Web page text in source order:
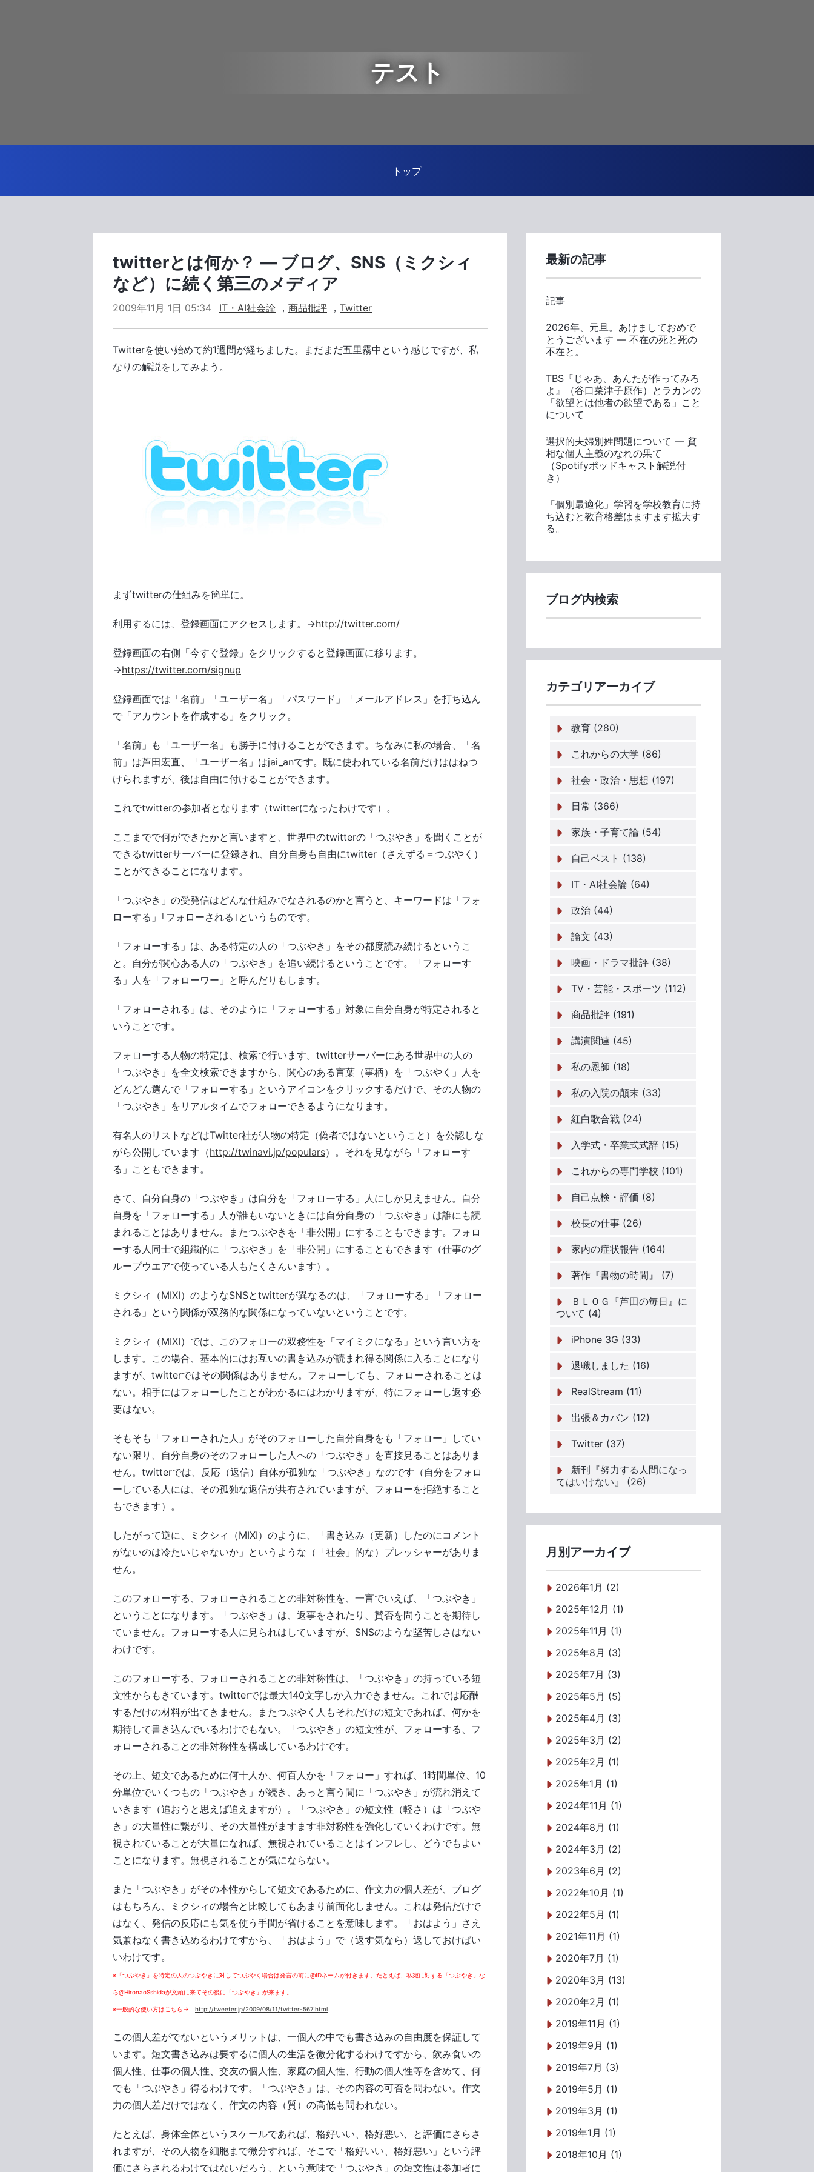
テスト
トップ
twitterとは何か？ ― ブログ、SNS（ミクシィ
など）に続く第三のメディア
2009年11月 1日 05:34 IT・AI社会論 ， 商品批評 ， Twitter
Twitterを使い始めて約1週間が経ちました。まだまだ五里霧中という感じですが、私
なりの解説をしてみよう。
まずtwitterの仕組みを簡単に。
利用するには、登録画面にアクセスします。→http://twitter.com/
登録画面の右側「今すぐ登録」をクリックすると登録画面に移ります。
→https://twitter.com/signup
登録画面では「名前」「ユーザー名」「パスワード」「メールアドレス」を打ち込ん
で「アカウントを作成する」をクリック。
「名前」も「ユーザー名」も勝手に付けることができます。ちなみに私の場合、「名
前」は芦田宏直、「ユーザー名」はjai_anです。既に使われている名前だけははねつ
けられますが、後は自由に付けることができます。
これでtwitterの参加者となります（twitterになったわけです）。
ここまでで何ができたかと言いますと、世界中のtwitterの「つぶやき」を聞くことが
できるtwitterサーバーに登録され、自分自身も自由にtwitter（さえずる＝つぶやく）
ことができることになります。
「つぶやき」の受発信はどんな仕組みでなされるのかと言うと、キーワードは「フォ
ローする」｢フォローされる｣というものです。
「フォローする」は、ある特定の人の「つぶやき」をその都度読み続けるというこ
と。自分が関心ある人の「つぶやき」を追い続けるということです。「フォローす
る」人を「フォローワー」と呼んだりもします。
「フォローされる」は、そのように「フォローする」対象に自分自身が特定されると
いうことです。
フォローする人物の特定は、検索で行います。twitterサーバーにある世界中の人の
「つぶやき」を全文検索できますから、関心のある言葉（事柄）を「つぶやく」人を
どんどん選んで「フォローする」というアイコンをクリックするだけで、その人物の
「つぶやき」をリアルタイムでフォローできるようになります。
有名人のリストなどはTwitter社が人物の特定（偽者ではないということ）を公認しな
がら公開しています（http://twinavi.jp/populars）。それを見ながら「フォローす
る」こともできます。
さて、自分自身の「つぶやき」は自分を「フォローする」人にしか見えません。自分
自身を「フォローする」人が誰もいないときには自分自身の「つぶやき」は誰にも読
まれることはありません。またつぶやきを「非公開」にすることもできます。フォロ
ーする人同士で組織的に「つぶやき」を「非公開」にすることもできます（仕事のグ
ループウエアで使っている人もたくさんいます）。
ミクシィ（MIXI）のようなSNSとtwitterが異なるのは、「フォローする」「フォロー
される」という関係が双務的な関係になっていないということです。
ミクシィ（MIXI）では、このフォローの双務性を「マイミクになる」という言い方を
します。この場合、基本的にはお互いの書き込みが読まれ得る関係に入ることになり
ますが、twitterではその関係はありません。フォローしても、フォローされることは
ない。相手にはフォローしたことがわかるにはわかりますが、特にフォローし返す必
要はない。
そもそも「フォローされた人」がそのフォローした自分自身をも「フォロー」してい
ない限り、自分自身のそのフォローした人への「つぶやき」を直接見ることはありま
せん。twitterでは、反応（返信）自体が孤独な「つぶやき」なのです（自分をフォロ
ーしている人には、その孤独な返信が共有されていますが、フォローを拒絶すること
もできます）。
したがって逆に、ミクシィ（MIXI）のように、「書き込み（更新）したのにコメント
がないのは冷たいじゃないか」というような（「社会」的な）プレッシャーがありま
せん。
このフォローする、フォローされることの非対称性を、一言でいえば、「つぶやき」
ということになります。「つぶやき」は、返事をされたり、賛否を問うことを期待し
ていません。フォローする人に見られはしていますが、SNSのような堅苦しさはない
わけです。
このフォローする、フォローされることの非対称性は、「つぶやき」の持っている短
文性からもきています。twitterでは最大140文字しか入力できません。これでは応酬
するだけの材料が出てきません。またつぶやく人もそれだけの短文であれば、何かを
期待して書き込んでいるわけでもない。「つぶやき」の短文性が、フォローする、フ
ォローされることの非対称性を構成しているわけです。
その上、短文であるために何十人か、何百人かを「フォロー」すれば、1時間単位、10
分単位でいくつもの「つぶやき」が続き、あっと言う間に「つぶやき」が流れ消えて
いきます（追おうと思えば追えますが）。「つぶやき」の短文性（軽さ）は「つぶや
き」の大量性に繋がり、その大量性がますます非対称性を強化していくわけです。無
視されていることが大量になれば、無視されていることはインフレし、どうでもよい
ことになります。無視されることが気にならない。
また「つぶやき」がその本性からして短文であるために、作文力の個人差が、ブログ
はもちろん、ミクシィの場合と比較してもあまり前面化しません。これは発信だけで
はなく、発信の反応にも気を使う手間が省けることを意味します。「おはよう」さえ
気兼ねなく書き込めるわけですから、「おはよう」で（返す気なら）返しておけばい
いわけです。
※「つぶやき」を特定の人のつぶやきに対してつぶやく場合は発言の前に@IDネームが付きます。たとえば、私宛に対する「つぶやき」な
ら@HironaoSshidaが文頭に来てその後に「つぶやき」が来ます。
※一般的な使い方はこちら→ http://tweeter.jp/2009/08/11/twitter-567.html
この個人差がでないというメリットは、一個人の中でも書き込みの自由度を保証して
います。短文書き込みは要するに個人の生活を微分化するわけですから、飲み食いの
個人性、仕事の個人性、交友の個人性、家庭の個人性、行動の個人性等を含めて、何
でも「つぶやき」得るわけです。「つぶやき」は、その内容の可否を問わない。作文
力の個人差だけではなく、作文の内容（質）の高低も問われない。
たとえば、身体全体というスケールであれば、格好いい、格好悪い、と評価にさらさ
れますが、その人物を細胞まで微分すれば、そこで「格好いい、格好悪い」という評
価にさらされるわけではないだろう、という意味で「つぶやき」の短文性は参加者に
最新の記事
記事
2026年、元旦。あけましておめで
とうございます ― 不在の死と死の
不在と。
TBS『じゃあ、あんたが作ってみろ
よ』（谷口菜津子原作）とラカンの
「欲望とは他者の欲望である」こと
について
選択的夫婦別姓問題について ― 貧
相な個人主義のなれの果て
（Spotifyポッドキャスト解説付
き）
「個別最適化」学習を学校教育に持
ち込むと教育格差はますます拡大す
る。
ブログ内検索
カテゴリアーカイブ
教育 (280)
これからの大学 (86)
社会・政治・思想 (197)
日常 (366)
家族・子育て論 (54)
自己ベスト (138)
IT・AI社会論 (64)
政治 (44)
論文 (43)
映画・ドラマ批評 (38)
TV・芸能・スポーツ (112)
商品批評 (191)
講演関連 (45)
私の恩師 (18)
私の入院の顛末 (33)
紅白歌合戦 (24)
入学式・卒業式式辞 (15)
これからの専門学校 (101)
自己点検・評価 (8)
校長の仕事 (26)
家内の症状報告 (164)
著作『書物の時間』 (7)
ＢＬＯＧ『芦田の毎日』に
ついて (4)
iPhone 3G (33)
退職しました (16)
RealStream (11)
出張＆カバン (12)
Twitter (37)
新刊『努力する人間になっ
てはいけない』 (26)
月別アーカイブ
2026年1月 (2)
2025年12月 (1)
2025年11月 (1)
2025年8月 (3)
2025年7月 (3)
2025年5月 (5)
2025年4月 (3)
2025年3月 (2)
2025年2月 (1)
2025年1月 (1)
2024年11月 (1)
2024年8月 (1)
2024年3月 (2)
2023年6月 (2)
2022年10月 (1)
2022年5月 (1)
2021年11月 (1)
2020年7月 (1)
2020年3月 (13)
2020年2月 (1)
2019年11月 (1)
2019年9月 (1)
2019年7月 (3)
2019年5月 (1)
2019年3月 (1)
2019年1月 (1)
2018年10月 (1)